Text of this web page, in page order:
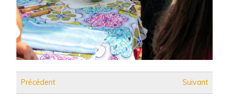
Précédent Suivant